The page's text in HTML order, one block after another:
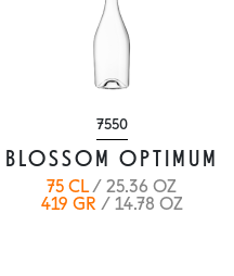
7550
BLOSSOM OPTIMUM
75 CL/ 25.36 OZ
419 GR / 14.78 OZ